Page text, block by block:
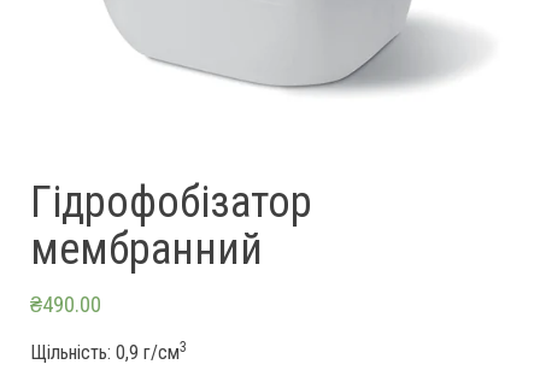
Гідрофобізатор
мембранний
₴490.00
Щільність: 0,9 г/см3